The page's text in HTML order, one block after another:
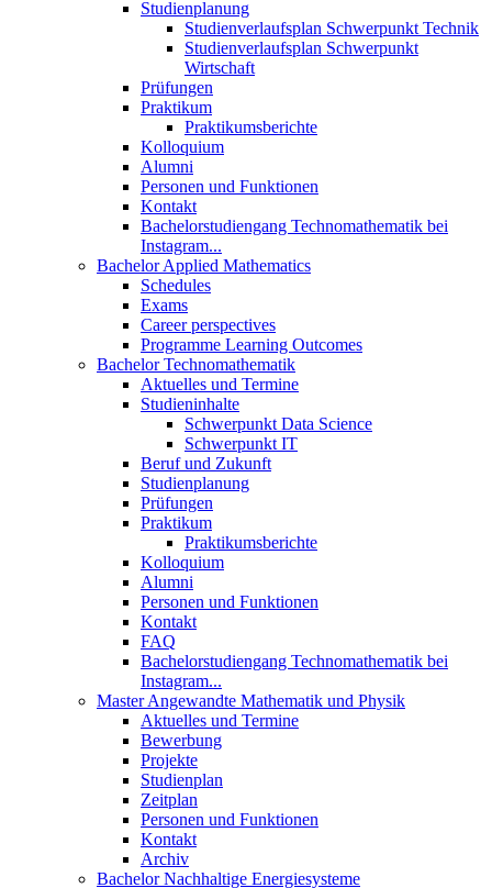
Studienplanung
Studienverlaufsplan Schwerpunkt Technik
Studienverlaufsplan Schwerpunkt
Wirtschaft
Prüfungen
Praktikum
Praktikumsberichte
Kolloquium
Alumni
Personen und Funktionen
Kontakt
Bachelorstudiengang Technomathematik bei
Instagram...
Bachelor Applied Mathematics
Schedules
Exams
Career perspectives
Programme Learning Outcomes
Bachelor Technomathematik
Aktuelles und Termine
Studieninhalte
Schwerpunkt Data Science
Schwerpunkt IT
Beruf und Zukunft
Studienplanung
Prüfungen
Praktikum
Praktikumsberichte
Kolloquium
Alumni
Personen und Funktionen
Kontakt
FAQ
Bachelorstudiengang Technomathematik bei
Instagram...
Master Angewandte Mathematik und Physik
Aktuelles und Termine
Bewerbung
Projekte
Studienplan
Zeitplan
Personen und Funktionen
Kontakt
Archiv
Bachelor Nachhaltige Energiesysteme